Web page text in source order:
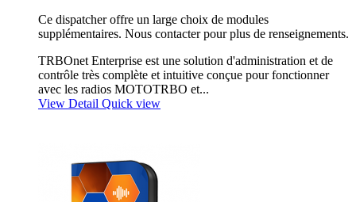
Ce dispatcher offre un large choix de modules
supplémentaires. Nous contacter pour plus de renseignements.
TRBOnet Enterprise est une solution d'administration et de
contrôle très complète et intuitive conçue pour fonctionner
avec les radios MOTOTRBO et...
View Detail Quick view